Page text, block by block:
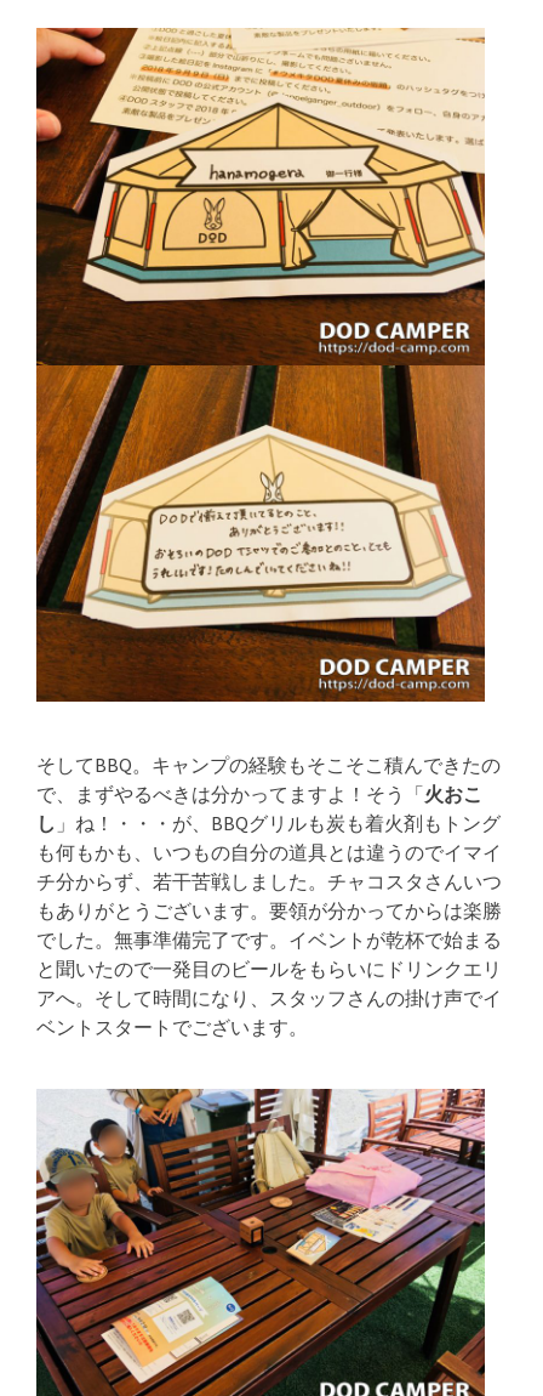
そしてBBQ。キャンプの経験もそこそこ積んできたの
で、まずやるべきは分かってますよ！そう「火おこ
し 」ね！・・・が、BBQグリルも炭も着火剤もトング
も何もかも、いつもの自分の道具とは違うのでイマイ
チ分からず、若干苦戦しました。チャコスタさんいつ
もありがとうございます。要領が分かってからは楽勝
でした。無事準備完了です。イベントが乾杯で始まる
と聞いたので一発目のビールをもらいにドリンクエリ
アへ。そして時間になり、スタッフさんの掛け声でイ
ベントスタートでございます。